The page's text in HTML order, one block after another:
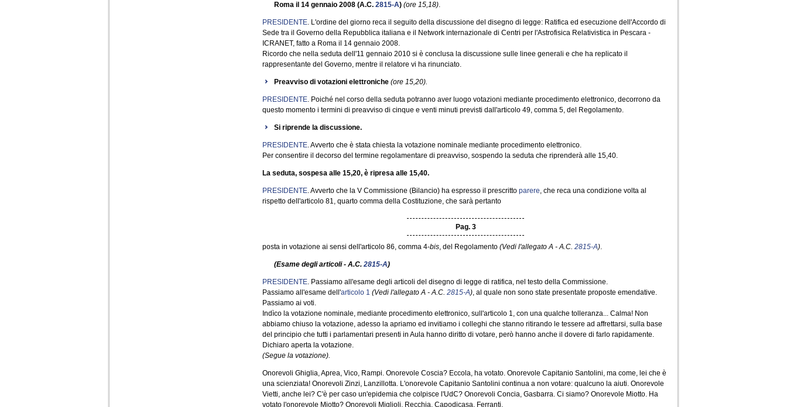
Roma il 14 gennaio 2008 (A.C. 2815-A) (ore 15,18).
PRESIDENTE. L'ordine del giorno reca il seguito della discussione del disegno di legge: Ratifica ed esecuzione dell'Accordo di
Sede tra il Governo della Repubblica italiana e il Network internazionale di Centri per l'Astrofisica Relativistica in Pescara -
ICRANET, fatto a Roma il 14 gennaio 2008.
Ricordo che nella seduta dell'11 gennaio 2010 si è conclusa la discussione sulle linee generali e che ha replicato il
rappresentante del Governo, mentre il relatore vi ha rinunciato.
Preavviso di votazioni elettroniche (ore 15,20).
PRESIDENTE. Poiché nel corso della seduta potranno aver luogo votazioni mediante procedimento elettronico, decorrono da
questo momento i termini di preavviso di cinque e venti minuti previsti dall'articolo 49, comma 5, del Regolamento.
Si riprende la discussione.
PRESIDENTE. Avverto che è stata chiesta la votazione nominale mediante procedimento elettronico.
Per consentire il decorso del termine regolamentare di preavviso, sospendo la seduta che riprenderà alle 15,40.
La seduta, sospesa alle 15,20, è ripresa alle 15,40.
PRESIDENTE. Avverto che la V Commissione (Bilancio) ha espresso il prescritto parere, che reca una condizione volta al
rispetto dell'articolo 81, quarto comma della Costituzione, che sarà pertanto
Pag. 3
posta in votazione ai sensi dell'articolo 86, comma 4-bis, del Regolamento (Vedi l'allegato A - A.C. 2815-A).
(Esame degli articoli - A.C. 2815-A)
PRESIDENTE. Passiamo all'esame degli articoli del disegno di legge di ratifica, nel testo della Commissione.
Passiamo all'esame dell'articolo 1 (Vedi l'allegato A - A.C. 2815-A), al quale non sono state presentate proposte emendative.
Passiamo ai voti.
Indìco la votazione nominale, mediante procedimento elettronico, sull'articolo 1, con una qualche tolleranza... Calma! Non
abbiamo chiuso la votazione, adesso la apriamo ed invitiamo i colleghi che stanno ritirando le tessere ad affrettarsi, sulla base
del principio che tutti i parlamentari presenti in Aula hanno diritto di votare, però hanno anche il dovere di farlo rapidamente.
Dichiaro aperta la votazione.
(Segue la votazione).
Onorevoli Ghiglia, Aprea, Vico, Rampi. Onorevole Coscia? Eccola, ha votato. Onorevole Capitanio Santolini, ma come, lei che è
una scienziata! Onorevoli Zinzi, Lanzillotta. L'onorevole Capitanio Santolini continua a non votare: qualcuno la aiuti. Onorevole
Vietti, anche lei? C'è per caso un'epidemia che colpisce l'UdC? Onorevoli Concia, Gasbarra. Ci siamo? Onorevole Miotto. Ha
votato l'onorevole Miotto? Onorevoli Miglioli, Recchia, Capodicasa, Ferranti.